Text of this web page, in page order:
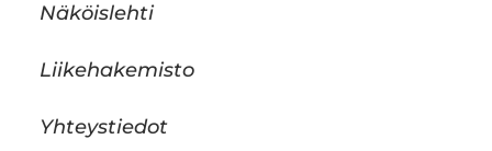
Näköislehti
Liikehakemisto
Yhteystiedot